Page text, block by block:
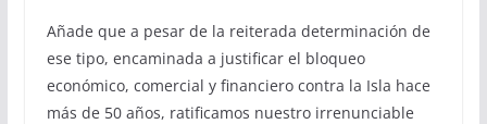
Añade que a pesar de la reiterada determinación de
ese tipo, encaminada a justificar el bloqueo
económico, comercial y financiero contra la Isla hace
más de 50 años, ratificamos nuestro irrenunciable